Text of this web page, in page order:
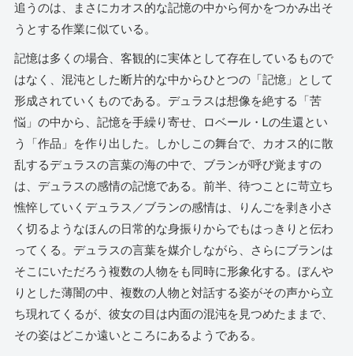
追うのは、まさにカオス的な記憶の中から何かをつかみ出そ
うとする作業に似ている。
記憶は多くの場合、客観的に実体として存在しているもので
はなく、混沌とした断片的な中からひとつの「記憶」として
形成されていくものである。デュラスは想像を絶する「苦
悩」の中から、記憶を手繰り寄せ、ロベール・Lの生還とい
う「作品」を作り出した。しかしこの舞台で、カオス的に散
乱するデュラスの言葉の海の中で、ブランが呼び覚ますの
は、デュラスの感情の記憶である。前半、待つことに苛立ち
憔悴していくデュラス／ブランの感情は、りんごを剥き小さ
く切るようなほんの日常的な身振りからでもはっきりと伝わ
ってくる。デュラスの言葉を媒介しながら、さらにブランは
そこにいただろう複数の人物をも同時に形象化する。ぼんや
りとした薄闇の中、複数の人物と対話する姿がその声から立
ち現れてくるが、彼女の目は内面の混沌を見つめたままで、
その姿はどこか遠いところにあるようである。